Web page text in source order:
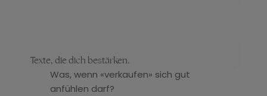
Texte, die dich bestärken.
Was, wenn «verkaufen» sich gut
anfühlen darf?